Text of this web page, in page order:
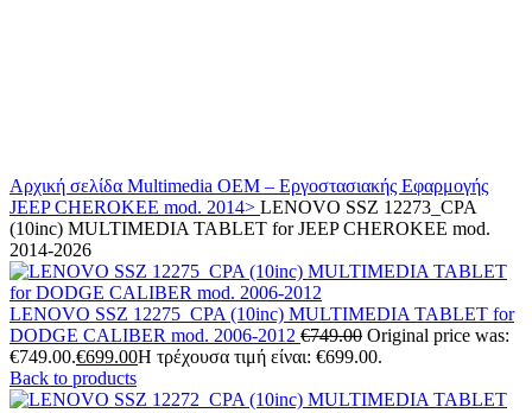
Αρχική σελίδα Multimedia OEM – Εργοστασιακής Εφαρμογής
JEEPCHEROKEE mod. 2014> LENOVO SSZ 12273_CPA
(10inc) MULTIMEDIA TABLET for JEEP CHEROKEE mod.
2014-2026
LENOVO SSZ 12275_CPA (10inc) MULTIMEDIA TABLET for
DODGE CALIBER mod. 2006-2012 €749.00 Original price was:
€749.00.€699.00Η τρέχουσα τιμή είναι: €699.00.
Back to products